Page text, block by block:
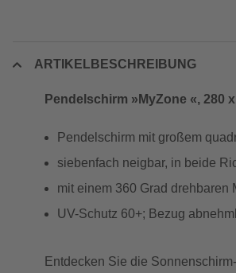
ARTIKELBESCHREIBUNG
Pendelschirm »MyZone «, 280
Pendelschirm mit großem
siebenfach neigbar, in beide
mit einem 360 Grad drehbaren
UV-Schutz 60+; Bezug
Entdecken Sie die